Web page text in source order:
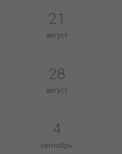
21
август
28
август
4
сентябрь